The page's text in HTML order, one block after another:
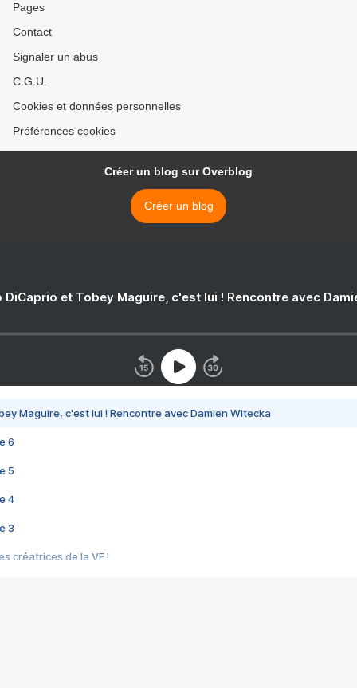
Pages
Contact
Signaler un abus
C.G.U.
Cookies et données personnelles
Préférences cookies
Créer un blog sur Overblog
Créer un blog
DiCaprio et Tobey Maguire, c'est lui ! Rencontre avec
Maguire, c'est lui ! Rencontre avec Damien Witecka
6
5
4
3
créatrices de la VF !